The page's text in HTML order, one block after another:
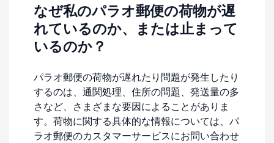
なぜ私のパラオ郵便の荷物が遅
れているのか、または止まって
いるのか？
パラオ郵便の荷物が遅れたり問題が発生したり
するのは、通関処理、住所の問題、発送量の多
さなど、さまざまな要因によることがありま
す。荷物に関する具体的な情報については、パ
ラオ郵便のカスタマーサービスにお問い合わせ